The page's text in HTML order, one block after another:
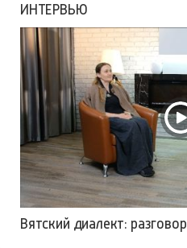
ИНТЕРВЬЮ
Вятский диалект: